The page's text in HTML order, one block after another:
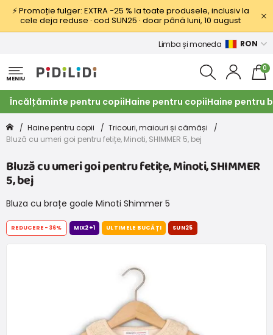
⚡ Promoție fulger: EXTRA −25 % la toate produsele, inclusiv la
cele deja reduse · cod SUN25 · doar până luni, 10 august
Limba și moneda RON
MENIU
0
Încălțăminte pentru copiiHaine pentru copiiHaine pentru
Haine pentru copii
Tricouri, maiouri și cămăși
Bluză cu umeri goi pentru fetițe, Minoti, SHIMMER 5, bej
Bluză cu umeri goi pentru fetițe, Minoti, SHIMMER
5, bej
Bluza cu brațe goale Minoti Shimmer 5
REDUCERE -36% MIX2+1 ULTIMELE BUCĂȚI SUN25